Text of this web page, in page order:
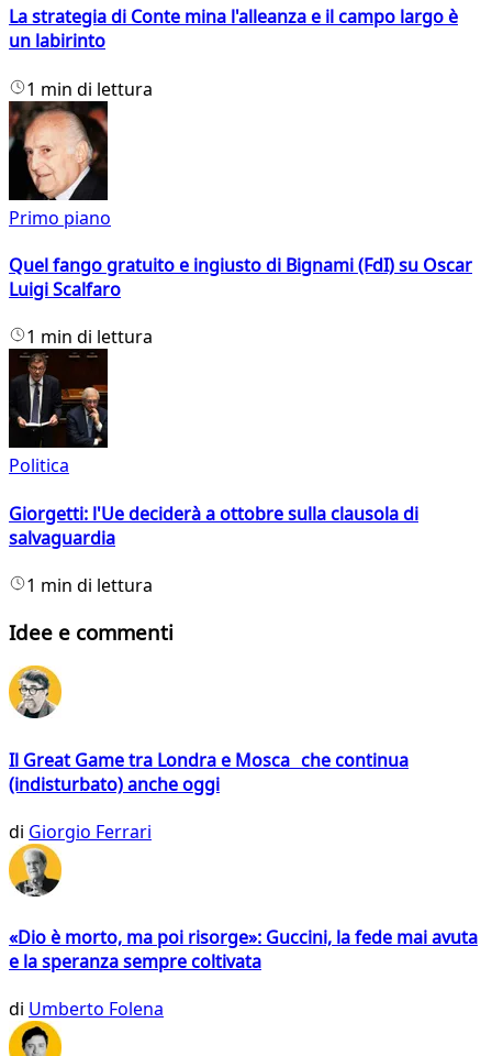
La strategia di Conte mina l'alleanza e il campo largo è
un labirinto
1 min di lettura
Primo piano
Quel fango gratuito e ingiusto di Bignami (FdI) su Oscar
Luigi Scalfaro
1 min di lettura
Politica
Giorgetti: l'Ue deciderà a ottobre sulla clausola di
salvaguardia
1 min di lettura
Idee e commenti
Il Great Game tra Londra e Mosca che continua
(indisturbato) anche oggi
di Giorgio Ferrari
«Dio è morto, ma poi risorge»: Guccini, la fede mai avuta
e la speranza sempre coltivata
di Umberto Folena